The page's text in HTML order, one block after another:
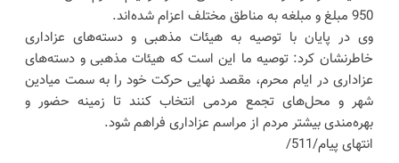
950 مبلغ و مبلغه به مناطق مختلف اعزام شده‌اند.
وی در پایان با توصیه به هیئات مذهبی و دسته‌های عزاداری
خاطرنشان کرد: توصیه ما این است که هیئات مذهبی و دسته‌های
عزاداری در ایام محرم، مقصد نهایی حرکت خود را به سمت میادین
شهر و محل‌های تجمع مردمی انتخاب کنند تا زمینه حضور و
بهره‌مندی بیشتر مردم از مراسم عزاداری فراهم شود.
انتهای پیام/511/